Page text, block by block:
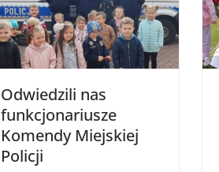
Odwiedzili nas
funkcjonariusze
Komendy Miejskiej
Policji